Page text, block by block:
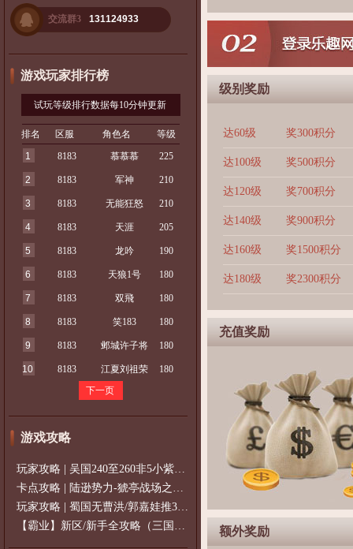
交流群3 131124933
游戏玩家排行榜
试玩等级排行数据每10分钟更新
排名 区服 角色名
等级
1
8183 慕慕慕 225
2 8183 军神 210
3 8183 无能狂怒 210
4 8183 天涯 205
5 8183 龙吟 190
6 8183 天狼1号 180
7 8183 双飛 180
8 8183 笑183 180
9 8183 邺城许子将 180
10 8183 江夏刘祖荣
180
下一页
游戏攻略
玩家攻略 | 吴国240至260非5小紫过策免
卡点攻略 | 陆逊势力-猇亭战场之陆逊
玩家攻略 | 蜀国无曹洪/郭嘉娃推375级，
【霸业】新区/新手全攻略（三国通用）2
级别奖励
达60级 奖300积分
达100级 奖500积分
达120级 奖700积分
达140级 奖900积分
达160级 奖1500积分
达180级 奖2300积分
充值奖励
额外奖励